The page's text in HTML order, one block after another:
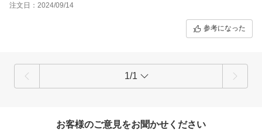
注文日：2024/09/14
参考になった
1/1
お客様のご意見をお聞かせください